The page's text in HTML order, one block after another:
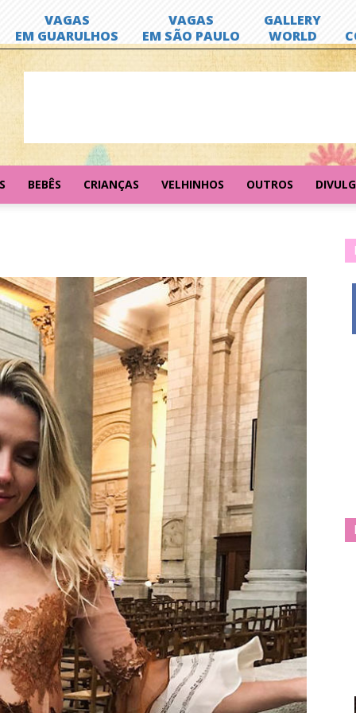
BEBÊS CRIANÇAS VELHINHOS OUTROS